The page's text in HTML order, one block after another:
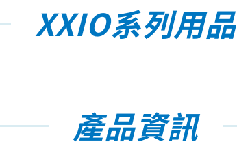
XXIO系列用品
產品資訊